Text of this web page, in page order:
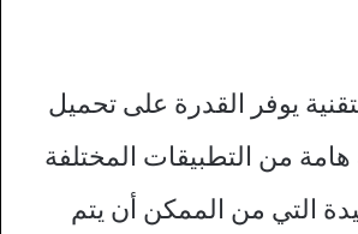
يوفر القدرة على تحميل
من التطبيقات المختلفة
التي من الممكن أن يتم